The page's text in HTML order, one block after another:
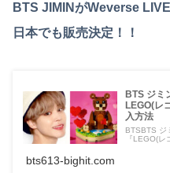
BTS JIMINがWeverse
日本でも販売決定！！
BTS ジミ
LEGO(レ
入方法
BTSBTS ジ
『LEGO(レ
bts613-bighit.com